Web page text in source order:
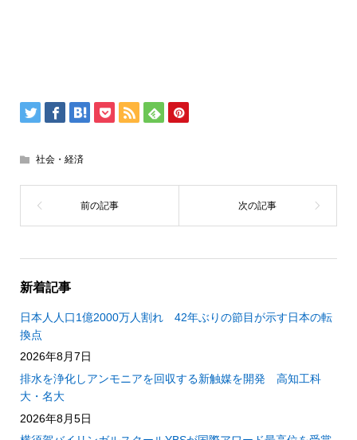
社会・経済
新着記事
日本人人口1億2000万人割れ 42年ぶりの節目が示す日本の転
換点
2026年8月7日
排水を浄化しアンモニアを回収する新触媒を開発 高知工科
大・名大
2026年8月5日